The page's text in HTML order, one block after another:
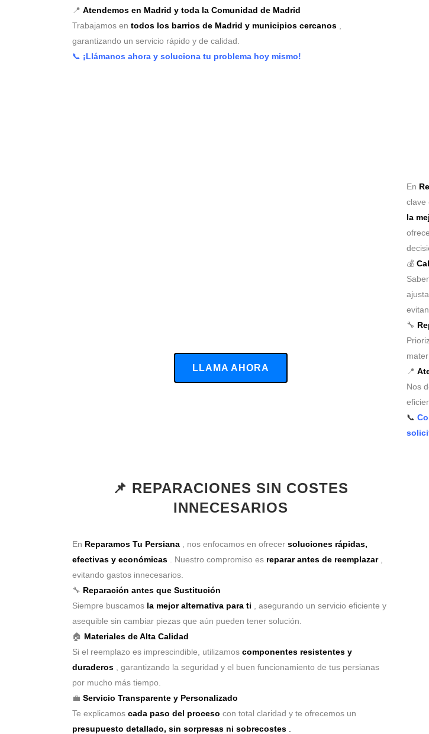
📍 Atendemos en Madrid y toda la Comunidad de Madrid
Trabajamos en todos los barrios de Madrid y municipios cercanos
garantizando un servicio rápido y de calidad.
📞 ¡Llámanos ahora y soluciona tu problema hoy mismo!
LLAMA AHORA
En
clave
la
💰
🔧
📍
Nos
📞
📌 REPARACIONES SIN COSTES
INNECESARIOS
En Reparamos Tu Persiana , nos enfocamos en ofrecer soluciones rápidas,
efectivas y económicas . Nuestro compromiso es reparar antes de reemplazar,
evitando gastos innecesarios.
🔧 Reparación antes que Sustitución
Siempre buscamos la mejor alternativa para ti , asegurando un servicio eficiente y
asequible sin cambiar piezas que aún pueden tener solución.
🏠 Materiales de Alta Calidad
Si el reemplazo es imprescindible, utilizamos componentes resistentes y
duraderos , garantizando la seguridad y el buen funcionamiento de tus persianas
por mucho más tiempo.
💼 Servicio Transparente y Personalizado
Te explicamos cada paso del proceso con total claridad y te ofrecemos un
presupuesto detallado, sin sorpresas ni sobrecostes